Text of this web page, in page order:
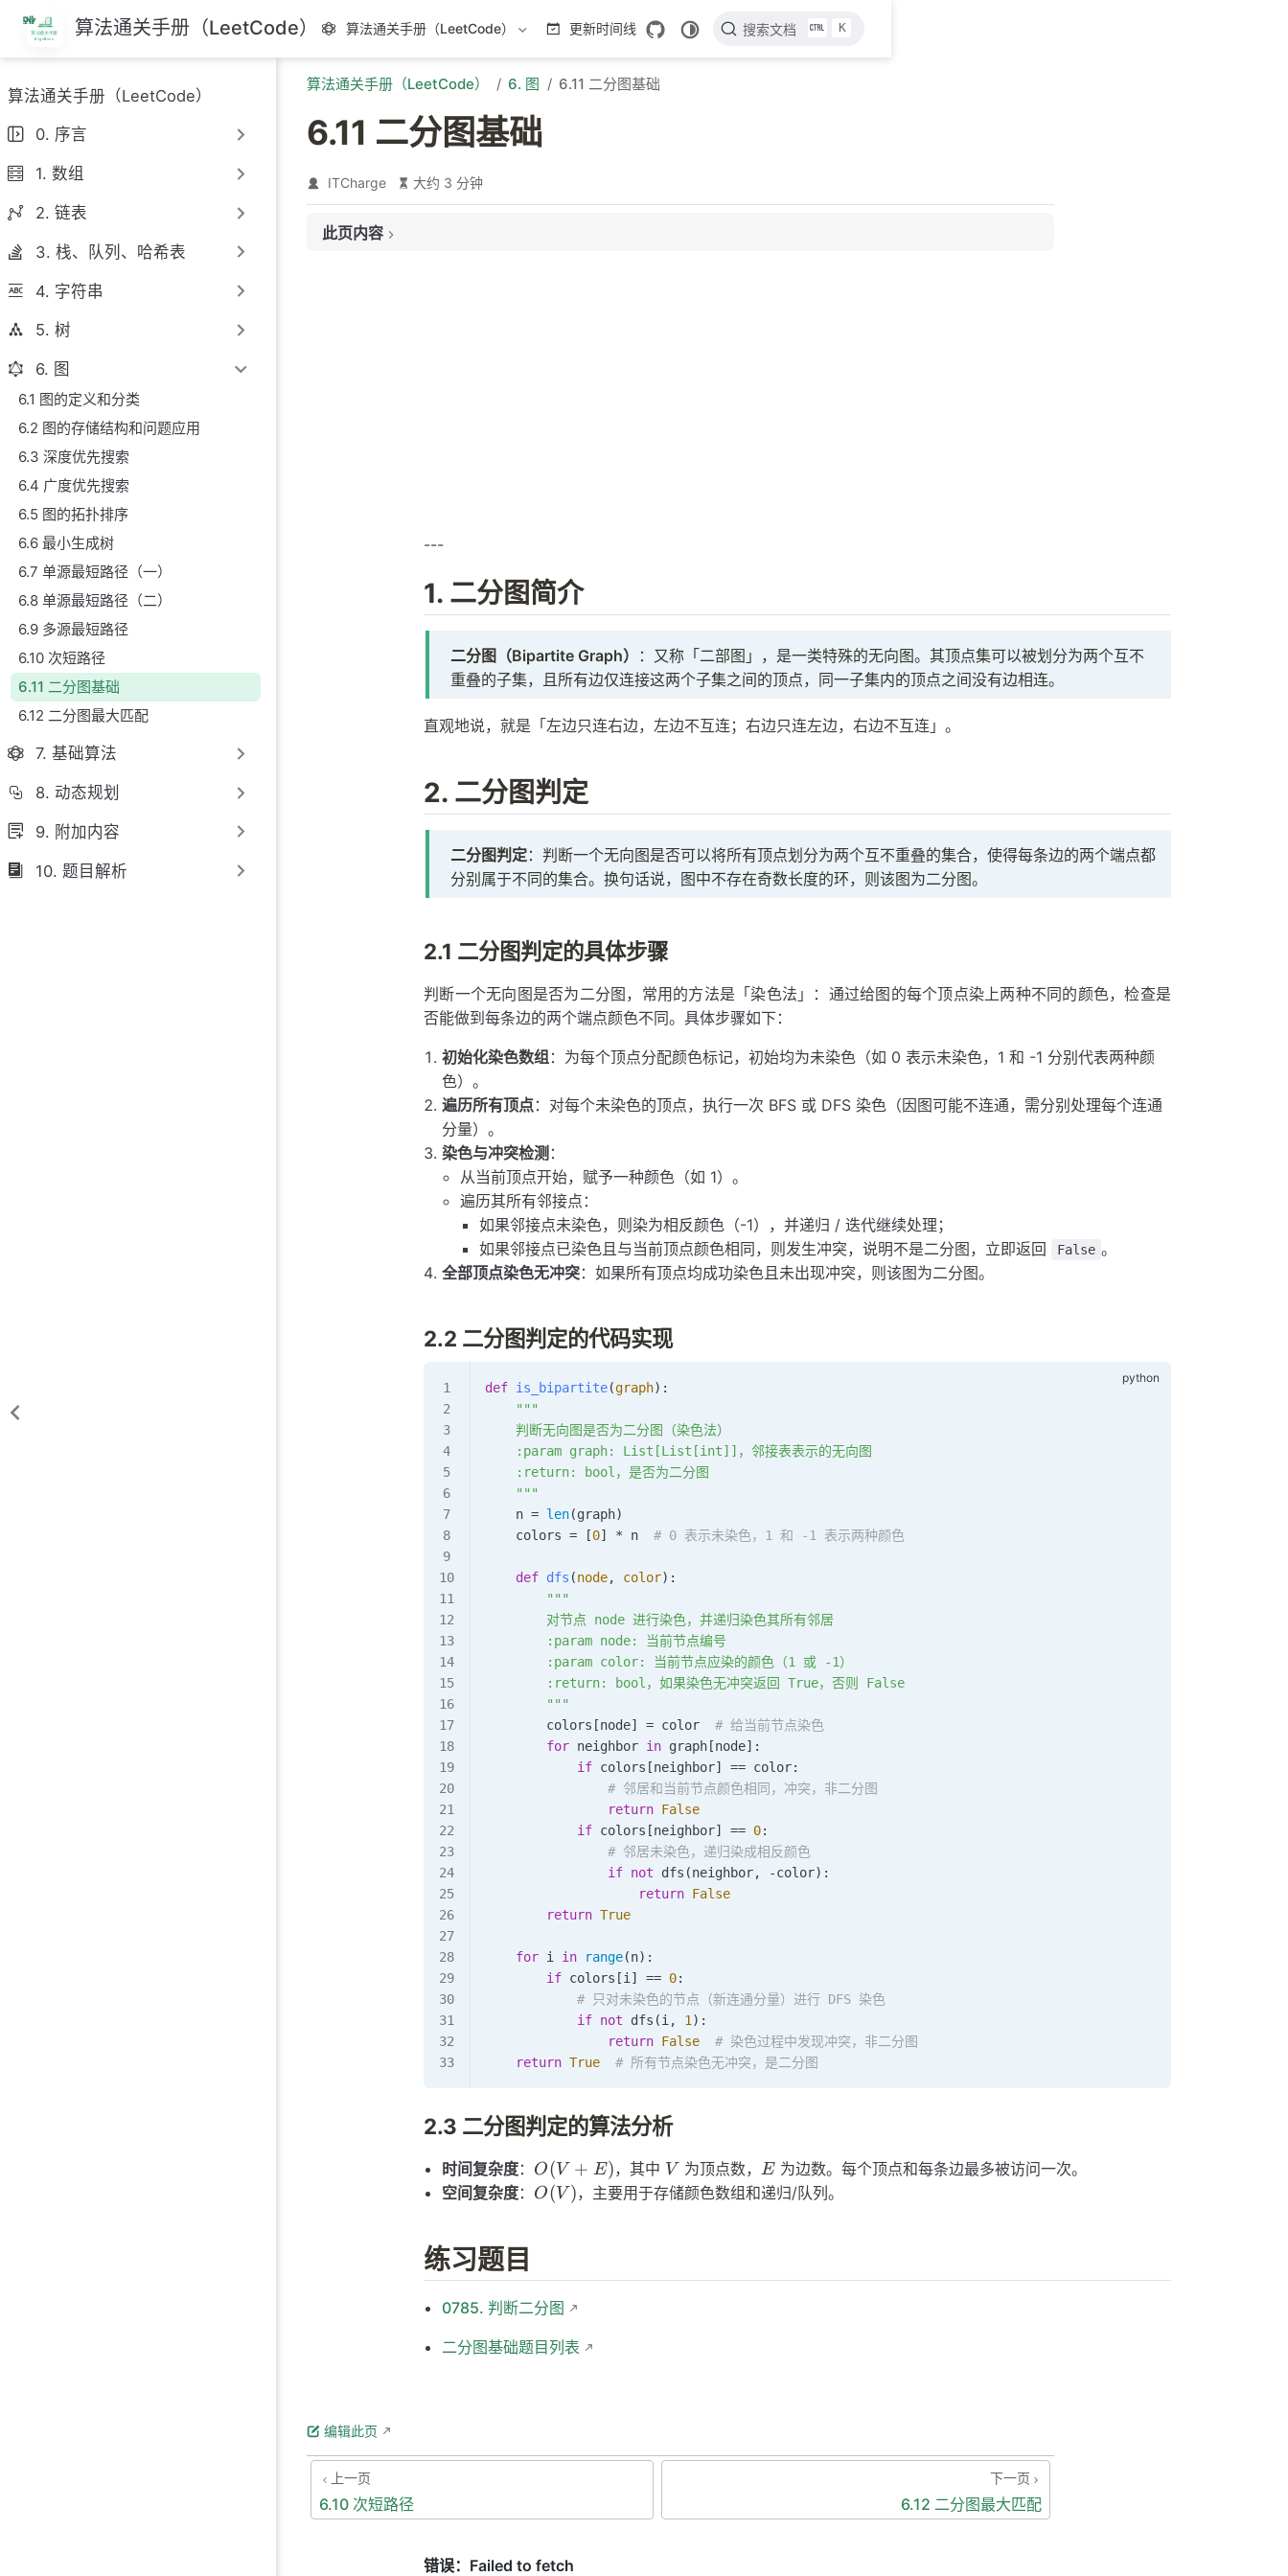
跳
至
主
要
內
容
算法通关手册（LeetCode） 算法通关手册（LeetCode） 更新时间线 搜索文档 K
算法通关手册（LeetCode）
0. 序言
1. 数组
2. 链表
3. 栈、队列、哈希表
4. 字符串
5. 树
6. 图
6.1 图的定义和分类
6.2 图的存储结构和问题应用
6.3 深度优先搜索
6.4 广度优先搜索
6.5 图的拓扑排序
6.6 最小生成树
6.7 单源最短路径（一）
6.8 单源最短路径（二）
6.9 多源最短路径
6.10 次短路径
6.11 二分图基础
6.12 二分图最大匹配
7. 基础算法
8. 动态规划
9. 附加内容
10. 题目解析
算法通关手册（LeetCode） 6. 图 6.11 二分图基础
6.11 二分图基础
ITCharge 大约 3 分钟
此页内容
---
1. 二分图简介
二分图（Bipartite Graph）
：又称「二部图」，是一类特殊的无向图。其顶点集可以被划分为两个互不
重叠的子集，且所有边仅连接这两个子集之间的顶点，同一子集内的顶点之间没有边相连。
直观地说，就是「左边只连右边，左边不互连；右边只连左边，右边不互连」。
2. 二分图判定
二分图判定：判断一个无向图是否可以将所有顶点划分为两个互不重叠的集合，使得每条边的两个端点都
分别属于不同的集合。换句话说，图中不存在奇数长度的环，则该图为二分图。
2.1 二分图判定的具体步骤
判断一个无向图是否为二分图，常用的方法是「染色法」：通过给图的每个顶点染上两种不同的颜色，检查是
否能做到每条边的两个端点颜色不同。具体步骤如下：
初始化染色数组 ：为每个顶点分配颜色标记，初始均为未染色（如 0 表示未染色，1 和 -1 分别代表两种颜
色）。
遍历所有顶点：对每个未染色的顶点，执行一次 BFS 或 DFS 染色（因图可能不连通，需分别处理每个连通
分量）。
染色与冲突检测 ：
从当前顶点开始，赋予一种颜色（如 1）。
遍历其所有邻接点：
如果邻接点未染色，则染为相反颜色（-1），并递归 / 迭代继续处理；
如果邻接点已染色且与当前顶点颜色相同，则发生冲突，说明不是二分图，立即返回
False 。
全部顶点染色无冲突：如果所有顶点均成功染色且未出现冲突，则该图为二分图。
2.2 二分图判定的代码实现
def is_bipartite(graph):
    """
    判断无向图是否为二分图（染色法）
    :param graph: List[List[int]]，邻接表表示的无向图
    :return: bool，是否为二分图
    """
    n
= len(graph)
    colors
= [0] * n # 0 表示未染色，1 和 -1 表示两种颜色
    def
dfs (node, color):
        """
        对节点 node 进行染色，并递归染色其所有邻居
        :param node: 当前节点编号
        :param color: 当前节点应染的颜色（1 或 -1）
        :return: bool，如果染色无冲突返回 True，否则 False
        """
        colors[node]
= color # 给当前节点染色
        for
neighbor in graph[node]:
            if
colors[neighbor] == color:
                # 邻居和当前节点颜色相同，冲突，非二分图
                return
False
            if
colors[neighbor] == 0:
                # 邻居未染色，递归染成相反颜色
                if
not dfs (neighbor, -color):
                    return
False
        return
True
    for
i in range(n):
        if
colors[i] == 0:
            # 只对未染色的节点（新连通分量）进行 DFS 染色
            if
not dfs (i, 1 ):
                return
False
  # 染色过程中发现冲突，非二分图
    return
True
  # 所有节点染色无冲突，是二分图
2.3 二分图判定的算法分析
时间复杂度： O(V
+
O(V + E)，其中 V
V 为顶点数， E
E 为边数。每个顶点和每条边最多被访问一次。
空间复杂度： O(V)
O(V )，主要用于存储颜色数组和递归/队列。
练习题目
0785. 判断二分图
二分图基础题目列表
编辑此页
上一页
6.10 次短路径
下一页
6.12 二分图最大匹配